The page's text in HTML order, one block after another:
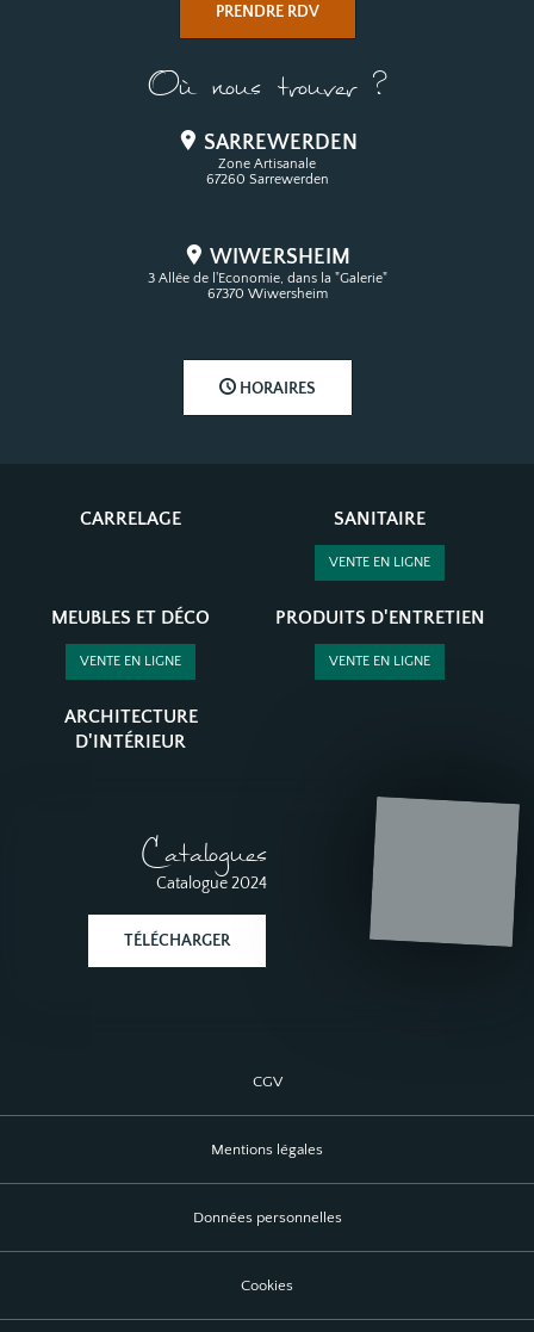
PRENDRE RDV
Où nous trouver ?
SARREWERDEN
Zone Artisanale
67260 Sarrewerden
WIWERSHEIM
3 Allée de l'Economie, dans la "Galerie"
67370 Wiwersheim
HORAIRES
CARRELAGE SANITAIRE
VENTE EN LIGNE
MEUBLES ET DÉCO
VENTE EN LIGNE
PRODUITS D'ENTRETIEN
VENTE EN LIGNE
ARCHITECTURE
D'INTÉRIEUR
Catalogues
Catalogue 2024
TÉLÉCHARGER
CGV
Mentions légales
Données personnelles
Cookies